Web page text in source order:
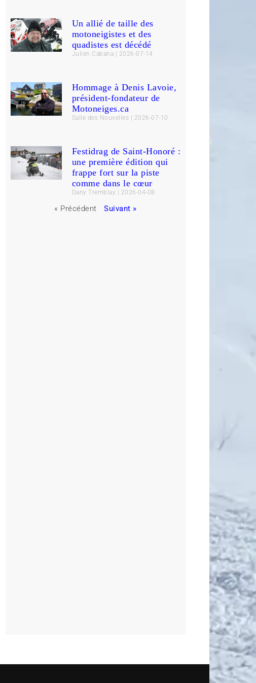
Un allié de taille des
motoneigistes et des
quadistes est décédé
Julien Cabana 2026-07-14
Hommage à Denis Lavoie,
président-fondateur de
Motoneiges.ca
Salle des Nouvelles 2026-07-10
Festidrag de Saint-Honoré :
une première édition qui
frappe fort sur la piste
comme dans le cœur
Dany Tremblay 2026-04-08
« Précédent Suivant »